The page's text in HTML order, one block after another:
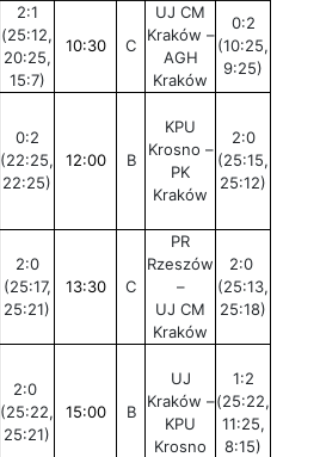
2:1
(25:12,
20:25,
15:7)
10:30 C
UJ CM
Kraków –
AGH
Kraków
0:2
(10:25,
9:25)
0:2
(22:25,
22:25)
12:00 B
KPU
Krosno –
PK
Kraków
2:0
(25:15,
25:12)
2:0
(25:17,
25:21)
13:30 C
PR
Rzeszów
–
UJ CM
Kraków
2:0
(25:13,
25:18)
2:0
(25:22,
25:21)
15:00 B
UJ
Kraków –
KPU
Krosno
1:2
(25:22,
11:25,
8:15)